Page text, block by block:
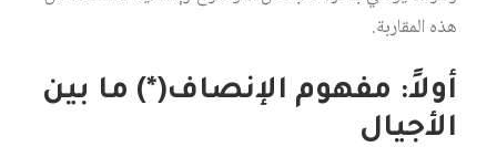
هذه المقاربة.
أولاً: مفهوم الإنصاف(*) ما بين
الأجيال